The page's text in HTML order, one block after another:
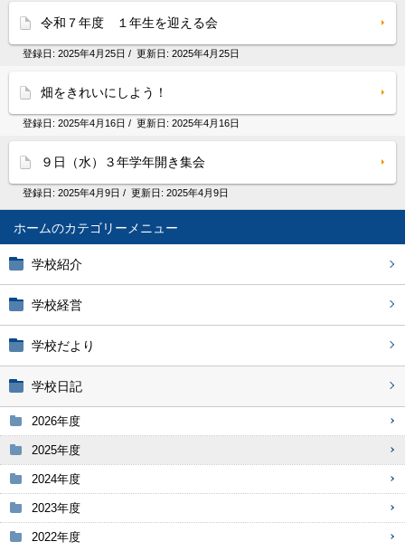
ホーム
学校紹介
学校経営
学校だより
学校日記
2026年度
2025年度
2024年度
2023年度
2022年度
令和７年度 １年生を迎える会
登録日: 2025年4月25日 / 更新日: 2025年4月25日
畑をきれいにしよう！
登録日: 2025年4月16日 / 更新日: 2025年4月16日
９日（水）３年学年開き集会
登録日: 2025年4月9日 / 更新日: 2025年4月9日